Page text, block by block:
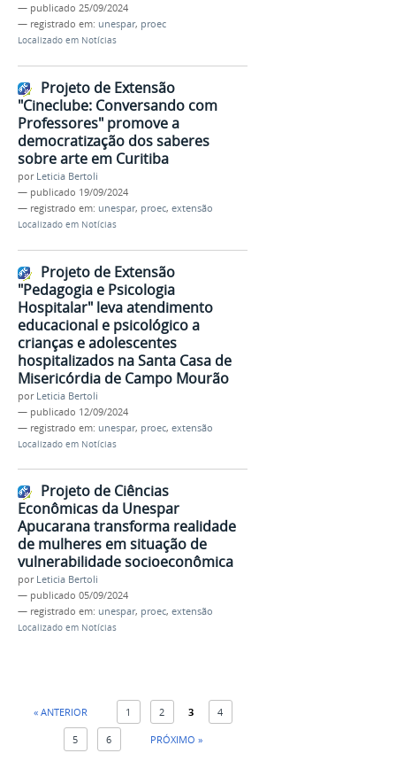
— publicado 25/09/2024
— registrado em: unespar, proec
Localizado em Notícias
Projeto de Extensão
"Cineclube: Conversando com
Professores" promove a
democratização dos saberes
sobre arte em Curitiba
por Leticia Bertoli
— publicado 19/09/2024
— registrado em: unespar, proec, extensão
Localizado em Notícias
Projeto de Extensão
"Pedagogia e Psicologia
Hospitalar" leva atendimento
educacional e psicológico a
crianças e adolescentes
hospitalizados na Santa Casa de
Misericórdia de Campo Mourão
por Leticia Bertoli
— publicado 12/09/2024
— registrado em: unespar, proec, extensão
Localizado em Notícias
Projeto de Ciências
Econômicas da Unespar
Apucarana transforma realidade
de mulheres em situação de
vulnerabilidade socioeconômica
por Leticia Bertoli
— publicado 05/09/2024
— registrado em: unespar, proec, extensão
Localizado em Notícias
« ANTERIOR 1 2 3 4
5 6 PRÓXIMO »